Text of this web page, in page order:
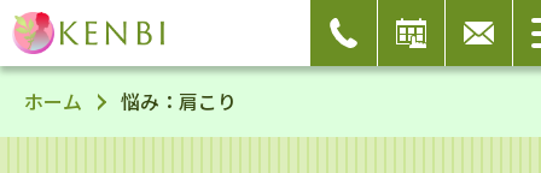
ホーム 悩み： 肩こり